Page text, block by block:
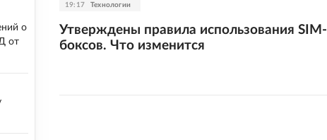
19:17 Технологии
Утверждены правила использования SIM-
боксов. Что изменится
о
от